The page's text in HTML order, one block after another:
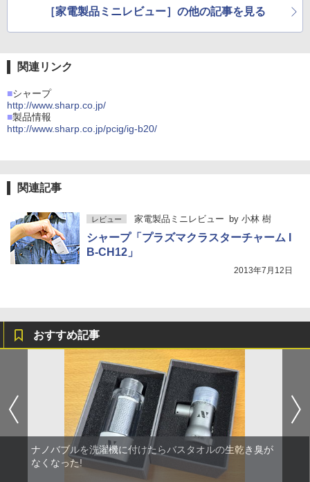
［家電製品ミニレビュー］の他の記事を見る
関連リンク
■シャープ
http://www.sharp.co.jp/
■製品情報
http://www.sharp.co.jp/pcig/ig-b20/
関連記事
レビュー 家電製品ミニレビュー by 小林 樹
シャープ「プラズマクラスターチャーム I
B-CH12」
2013年7月12日
おすすめ記事
ナノバブルを洗濯機に付けたらバスタオルの生乾き臭が
なくなった!